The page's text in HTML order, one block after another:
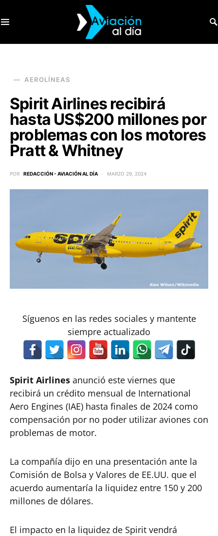
AEROLÍNEAS
Spirit Airlines recibirá
hasta US$200 millones por
problemas con los motores
Pratt & Whitney
POR REDACCIÓN - AVIACIÓN AL DÍA MARZO 29, 2024
Síguenos en las redes sociales y mantente
siempre actualizado
Spirit Airlines anunció este viernes que
recibirá un crédito mensual de International
Aero Engines (IAE) hasta finales de 2024 como
compensación por no poder utilizar aviones con
problemas de motor.
La compañía dijo en una presentación ante la
Comisión de Bolsa y Valores de EE.UU. que el
acuerdo aumentaría la liquidez entre 150 y 200
millones de dólares.
El impacto en la liquidez de Spirit vendrá